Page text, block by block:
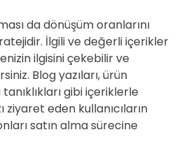
da dönüşüm oranlarını
İlgili ve değerli içerikler
ilgisini çekebilir ve
Blog yazıları, ürün
gibi içeriklerle
eden kullanıcıların
satın alma sürecine